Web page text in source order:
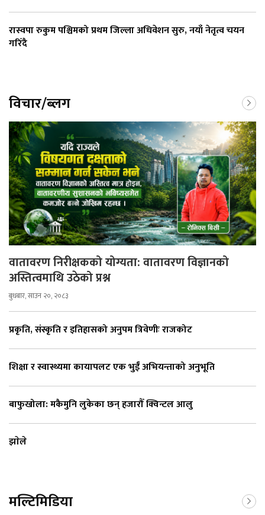
रास्वपा रुकुम पश्चिमको प्रथम जिल्ला अधिवेशन सुरु, नयाँ नेतृत्व चयन
गरिँदै
विचार/ब्लग
वातावरण निरीक्षकको योग्यता: वातावरण विज्ञानको
अस्तित्वमाथि उठेको प्रश्न
बुधबार, साउन २०, २०८३
प्रकृति, संस्कृति र इतिहासको अनुपम त्रिवेणीः राजकोट
शिक्षा र स्वास्थ्यमा कायापलट एक भुईँ अभियन्ताको अनुभूति
बाफुखोला: मकैमुनि लुकेका छन् हजारौँ क्विन्टल आलु
झाेले
मल्टिमिडिया